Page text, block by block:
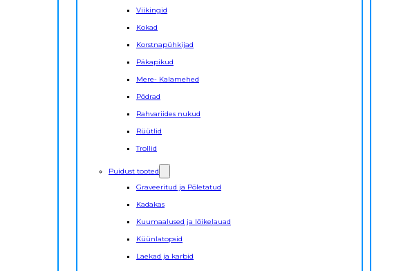
Viikingid
Kokad
Korstnapühkijad
Päkapikud
Mere- Kalamehed
Põdrad
Rahvariides nukud
Rüütlid
Trollid
Puidust tooted
Graveeritud ja Põletatud
Kadakas
Kuumaalused ja lõikelauad
Küünlatopsid
Laekad ja karbid